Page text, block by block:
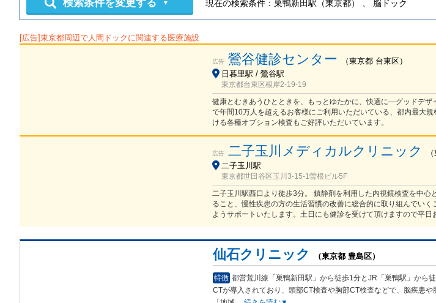
検索条件を変更する ▼ 現在の検索条件： 巣鴨新田駅（東京都） 、 脳ドック
[広告]東京都周辺で人間ドックに関連する医療施設
広告 鶯谷健診センター （東京都 台東区）
日暮里駅 / 鶯谷駅
東京都台東区根岸2-19-19
健康とむきあうひとときを、もっとゆたかに、快適に―グッドデザ
で年間10万人を超えるお客様にご利用いただいている、都内最大
ける各種オプション検査もご好評いただいています。
広告 二子玉川メディカルクリニック （
二子玉川駅
東京都世田谷区玉川3-15-1曽根ビル5F
二子玉川駅西口より徒歩3分。 鎮静剤を利用した内視鏡検査を中心
ること、慢性疾患の方の生活習慣の改善に総合的に取り組んでい
ようサポートいたします。土日にも健診を受けて頂けますので平日
仙石クリニック （東京都 豊島区）
特徴 都営荒川線「巣鴨新田駅」から徒歩1分とJR「巣鴨駅」から
CTが導入されており、頭部CT検査や胸部CT検査などで、脳疾患や